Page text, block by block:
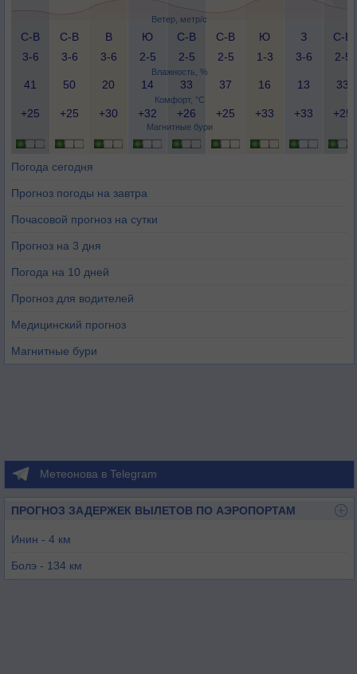
Ветер, метр/с
Влажность, %
Комфорт, °C
Магнитные бури
С-В
3-6
С-В
3-6
В
3-6
Ю
2-5
С-В
2-5
С-В
2-5
Ю
1-3
З
3-6
С-В
2-5
41 50 20 14 33 37 16 13 33
+25 +25 +30 +32 +26 +25 +33 +33 +25
Погода сегодня
Прогноз погоды на завтра
Почасовой прогноз на сутки
Прогноз на 3 дня
Погода на 10 дней
Прогноз для водителей
Медицинский прогноз
Магнитные бури
Метеонова в Telegram
ПРОГНОЗ ЗАДЕРЖЕК ВЫЛЕТОВ ПО АЭРОПОРТАМ
Инин - 4 км
Болэ - 134 км